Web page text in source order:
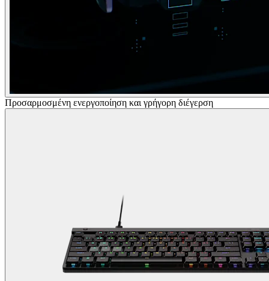
Προσαρμοσμένη ενεργοποίηση και γρήγορη διέγερση